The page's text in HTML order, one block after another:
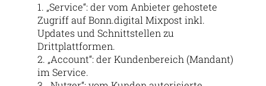
„Service“: der vom Anbieter gehostete
Zugriff auf Bonn.digital Mixpost inkl.
Updates und Schnittstellen zu
Drittplattformen.
„Account“: der Kundenbereich (Mandant)
im Service.